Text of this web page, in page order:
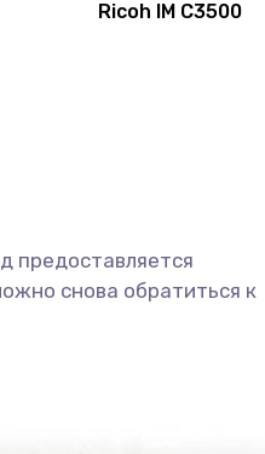
Ricoh IM C3500
предоставляется
снова обратиться к